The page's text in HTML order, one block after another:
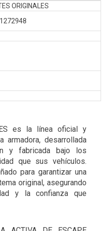
ORIGINALES
es la línea oficial y
desarrollada
y fabricada bajo los
que sus vehículos.
para garantizar una
original, asegurando
y la confianza que